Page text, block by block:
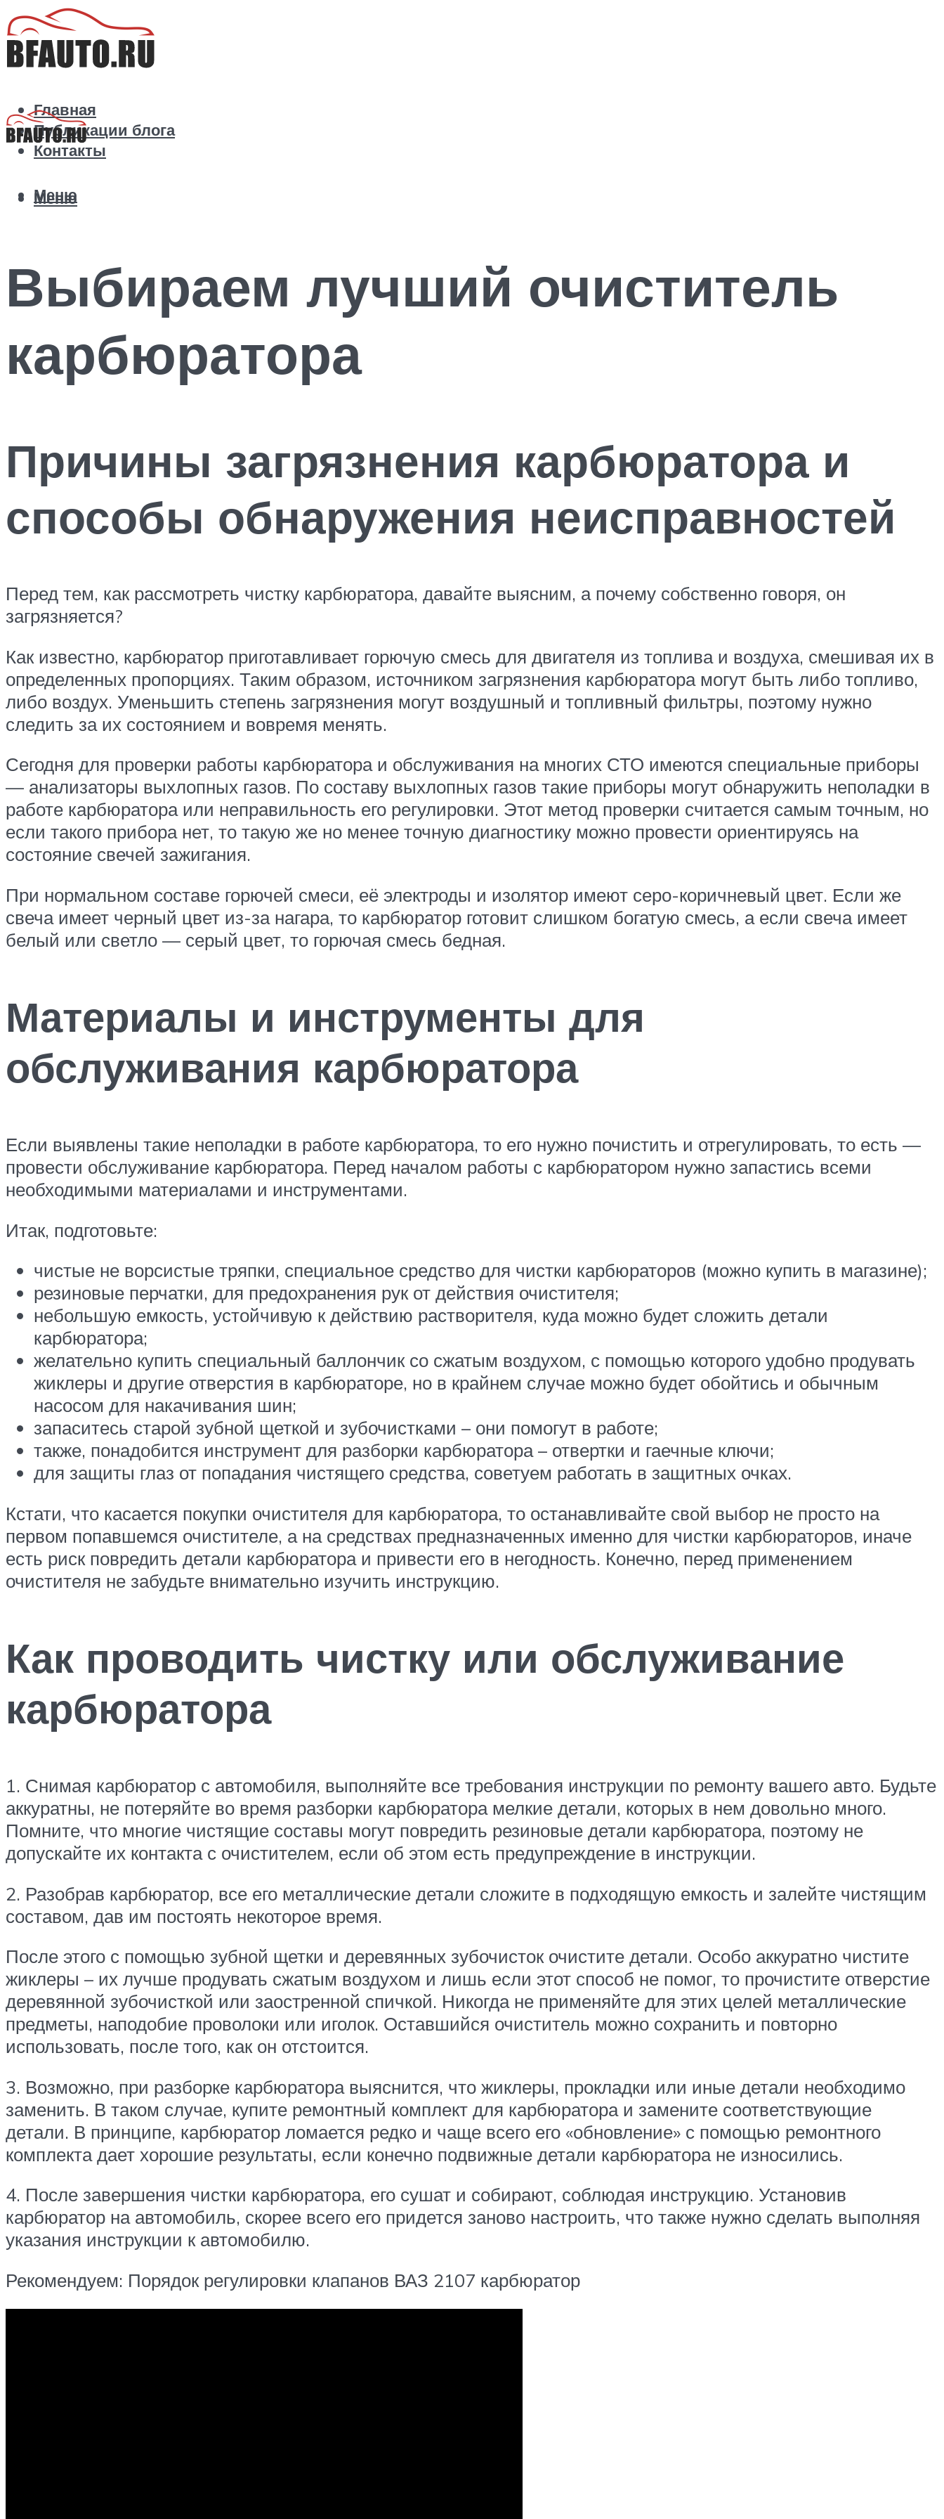
Главная
Публикации блога
Контакты
Меню
Меню
Выбираем лучший очиститель
карбюратора
Причины загрязнения карбюратора и
способы обнаружения неисправностей
Перед тем, как рассмотреть чистку карбюратора, давайте выясним, а почему собственно говоря, он
загрязняется?
Как известно, карбюратор приготавливает горючую смесь для двигателя из топлива и воздуха, смешивая их в
определенных пропорциях. Таким образом, источником загрязнения карбюратора могут быть либо топливо,
либо воздух. Уменьшить степень загрязнения могут воздушный и топливный фильтры, поэтому нужно
следить за их состоянием и вовремя менять.
Сегодня для проверки работы карбюратора и обслуживания на многих СТО имеются специальные приборы
— анализаторы выхлопных газов. По составу выхлопных газов такие приборы могут обнаружить неполадки в
работе карбюратора или неправильность его регулировки. Этот метод проверки считается самым точным, но
если такого прибора нет, то такую же но менее точную диагностику можно провести ориентируясь на
состояние свечей зажигания.
При нормальном составе горючей смеси, её электроды и изолятор имеют серо-коричневый цвет. Если же
свеча имеет черный цвет из-за нагара, то карбюратор готовит слишком богатую смесь, а если свеча имеет
белый или светло — серый цвет, то горючая смесь бедная.
Материалы и инструменты для
обслуживания карбюратора
Если выявлены такие неполадки в работе карбюратора, то его нужно почистить и отрегулировать, то есть —
провести обслуживание карбюратора. Перед началом работы с карбюратором нужно запастись всеми
необходимыми материалами и инструментами.
Итак, подготовьте:
чистые не ворсистые тряпки, специальное средство для чистки карбюраторов (можно купить в магазине);
резиновые перчатки, для предохранения рук от действия очистителя;
небольшую емкость, устойчивую к действию растворителя, куда можно будет сложить детали
карбюратора;
желательно купить специальный баллончик со сжатым воздухом, с помощью которого удобно продувать
жиклеры и другие отверстия в карбюраторе, но в крайнем случае можно будет обойтись и обычным
насосом для накачивания шин;
запаситесь старой зубной щеткой и зубочистками – они помогут в работе;
также, понадобится инструмент для разборки карбюратора – отвертки и гаечные ключи;
для защиты глаз от попадания чистящего средства, советуем работать в защитных очках.
Кстати, что касается покупки очистителя для карбюратора, то останавливайте свой выбор не просто на
первом попавшемся очистителе, а на средствах предназначенных именно для чистки карбюраторов, иначе
есть риск повредить детали карбюратора и привести его в негодность. Конечно, перед применением
очистителя не забудьте внимательно изучить инструкцию.
Как проводить чистку или обслуживание
карбюратора
1. Снимая карбюратор с автомобиля, выполняйте все требования инструкции по ремонту вашего авто. Будьте
аккуратны, не потеряйте во время разборки карбюратора мелкие детали, которых в нем довольно много.
Помните, что многие чистящие составы могут повредить резиновые детали карбюратора, поэтому не
допускайте их контакта с очистителем, если об этом есть предупреждение в инструкции.
2. Разобрав карбюратор, все его металлические детали сложите в подходящую емкость и залейте чистящим
составом, дав им постоять некоторое время.
После этого с помощью зубной щетки и деревянных зубочисток очистите детали. Особо аккуратно чистите
жиклеры – их лучше продувать сжатым воздухом и лишь если этот способ не помог, то прочистите отверстие
деревянной зубочисткой или заостренной спичкой. Никогда не применяйте для этих целей металлические
предметы, наподобие проволоки или иголок. Оставшийся очиститель можно сохранить и повторно
использовать, после того, как он отстоится.
3. Возможно, при разборке карбюратора выяснится, что жиклеры, прокладки или иные детали необходимо
заменить. В таком случае, купите ремонтный комплект для карбюратора и замените соответствующие
детали. В принципе, карбюратор ломается редко и чаще всего его «обновление» с помощью ремонтного
комплекта дает хорошие результаты, если конечно подвижные детали карбюратора не износились.
4. После завершения чистки карбюратора, его сушат и собирают, соблюдая инструкцию. Установив
карбюратор на автомобиль, скорее всего его придется заново настроить, что также нужно сделать выполняя
указания инструкции к автомобилю.
Рекомендуем: Порядок регулировки клапанов ВАЗ 2107 карбюратор